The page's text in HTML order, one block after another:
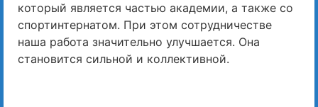
который является частью академии, а также со
спортинтернатом. При этом сотрудничестве
наша работа значительно улучшается. Она
становится сильной и коллективной.